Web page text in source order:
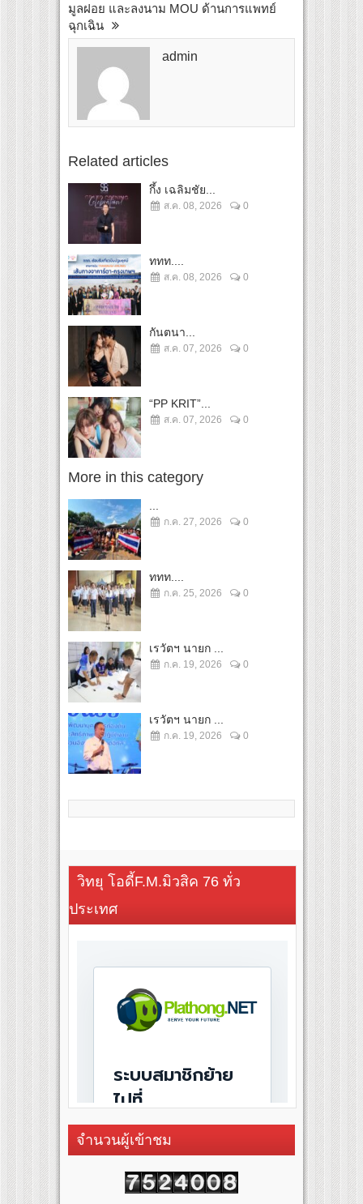
มูลฝอย และลงนาม MOU ด้านการแพทย์
ฉุกเฉิน
admin
Related articles
กึ้ง เฉลิมชัย...
ส.ค. 08, 2026 0
ททท....
ส.ค. 08, 2026 0
กันตนา...
ส.ค. 07, 2026 0
“PP KRIT”...
ส.ค. 07, 2026 0
More in this category
ก.ค. 27, 2026 0
ททท....
ก.ค. 25, 2026 0
เรวัตฯ นายก ...
ก.ค. 19, 2026 0
เรวัตฯ นายก ...
ก.ค. 19, 2026 0
วิทยุ โอดี้F.M.มิวสิค 76 ทั่ว
ประเทศ
จำนวนผู้เข้าชม